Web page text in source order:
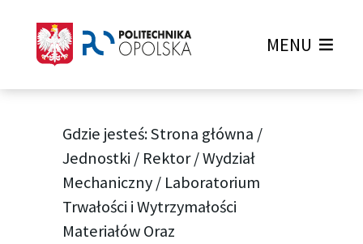
MENU
Gdzie jesteś:Strona główna /
Jednostki / Rektor/Wydział
Mechaniczny/ Laboratorium
Trwałości i Wytrzymałości
Materiałów Oraz